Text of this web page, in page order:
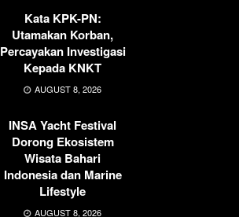
Kata KPK-PN:
Utamakan Korban,
Percayakan Investigasi
Kepada KNKT
AUGUST 8, 2026
INSA Yacht Festival
Dorong Ekosistem
Wisata Bahari
Indonesia dan Marine
Lifestyle
AUGUST 8, 2026